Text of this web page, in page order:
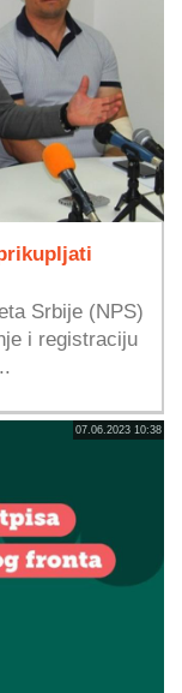
Srbije (NPS)
i registraciju
07.06.2023 10:38